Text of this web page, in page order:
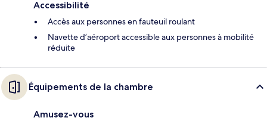
Accessibilité
Accès aux personnes en fauteuil roulant
Navette d’aéroport accessible aux personnes à mobilité
réduite
Équipements de la chambre
Amusez-vous